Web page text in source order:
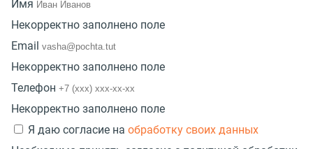
Имя
Некорректно заполнено поле
Email
Некорректно заполнено поле
Телефон
Некорректно заполнено поле
Я даю согласие на обработку своих данных